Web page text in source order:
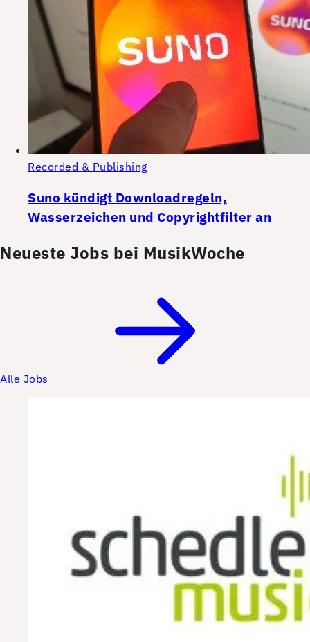
Recorded & Publishing
Suno kündigt Downloadregeln,
Wasserzeichen und Copyrightfilter an
Neueste Jobs bei MusikWoche
Alle Jobs